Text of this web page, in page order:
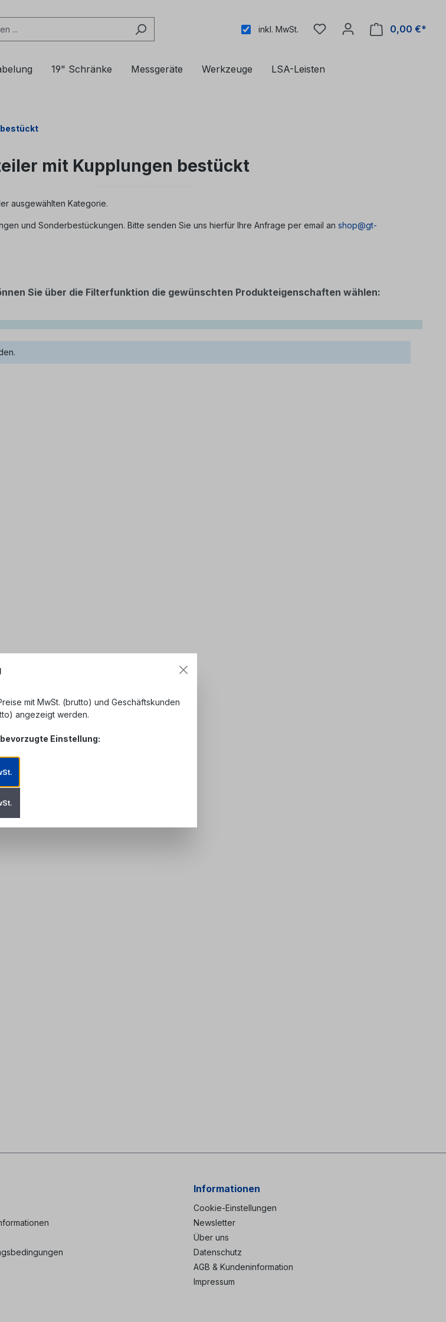
inkl. MwSt.
0,00 €*
19" Schränke Messgeräte Werkzeuge LSA-Leisten
mit Kupplungen bestückt
ausgewählten Kategorie.
und Sonderbestückungen. Bitte senden Sie uns hierfür Ihre Anfrage per email an shop@gt-
Sie über die Filterfunktion die gewünschten Produkteigenschaften wählen:
Informationen
Cookie-Einstellungen
Newsletter
Über uns
Datenschutz
AGB & Kundeninformation
Impressum
mit MwSt. (brutto) und Geschäftskunden
angezeigt werden.
Einstellung: